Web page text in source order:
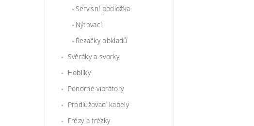
Servisní podložka
Nýtovací
Řezačky obkladů
Svěráky a svorky
Hoblíky
Ponorné vibrátory
Prodlužovací kabely
Frézy a frézky